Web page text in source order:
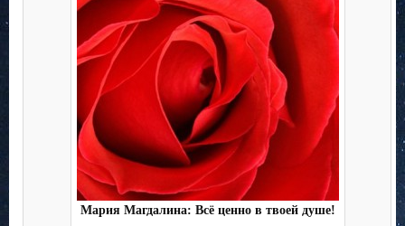
Мария Магдалина: Всё ценно в твоей душе!